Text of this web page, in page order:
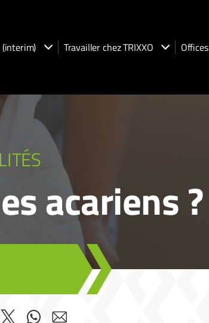
(interim) Travailler chez TRIXXO Offices
acariens ?